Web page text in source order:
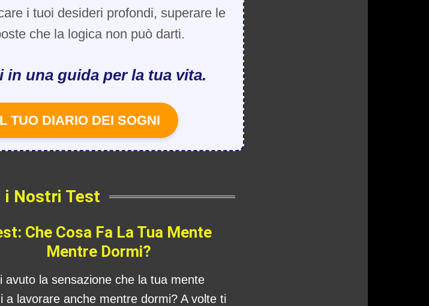
i tuoi desideri profondi, superare le
che la logica non può darti.
una guida per la tua vita.
TUO DIARIO DEI SOGNI
i Nostri Test
Che Cosa Fa La Tua Mente
Mentre Dormi?
avuto la sensazione che la tua mente
a lavorare anche mentre dormi? A volte ti